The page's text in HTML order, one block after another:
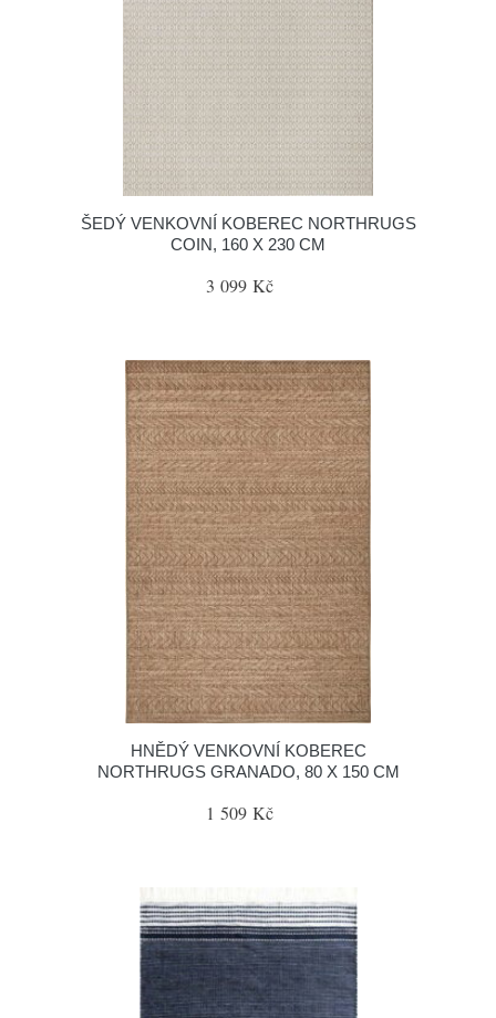
ŠEDÝ VENKOVNÍ KOBEREC NORTHRUGS
COIN, 160 X 230 CM
3 099 Kč
HNĚDÝ VENKOVNÍ KOBEREC
NORTHRUGS GRANADO, 80 X 150 CM
1 509 Kč